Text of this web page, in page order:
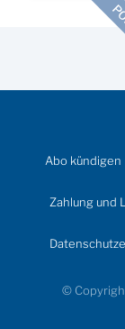
Abo kündigen
Zahlung und
©